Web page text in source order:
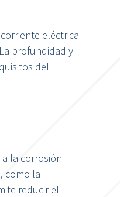
eléctrica
profundidad y
del
la corrosión
como la
reducir el